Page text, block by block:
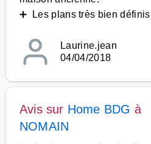
➕ Les plans très bien définis
Laurine.jean
04/04/2018
Avis sur Home BDG à
NOMAIN